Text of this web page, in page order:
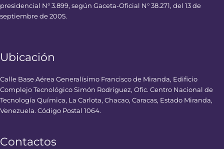
presidencial N° 3.899, según Gaceta-Oficial N° 38.271, del 13 de
septiembre de 2005.
Ubicación
Calle Base Aérea Generalísimo Francisco de Miranda, Edificio
Complejo Tecnológico Simón Rodríguez, Ofic. Centro Nacional de
Tecnología Química, La Carlota, Chacao, Caracas, Estado Miranda,
Venezuela. Código Postal 1064.
Contactos